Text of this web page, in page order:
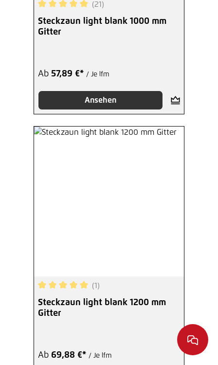
Durchschnittliche Bewertung von 5 von 5
(21)
Steckzaun light blank 1000 mm
Gitter
Ab 57,89 €* / Je lfm
Ansehen
Durchschnittliche Bewertung von 5 von 5
(1)
Steckzaun light blank 1200 mm
Gitter
Ab 69,88 €* / Je lfm